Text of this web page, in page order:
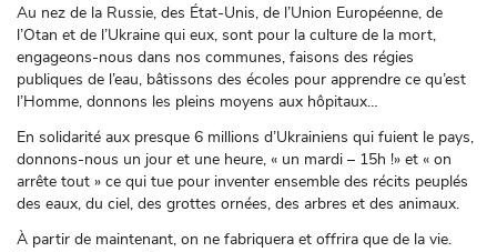
Au nez de la Russie, des État-Unis, de l’Union Européenne, de
l’Otan et de l’Ukraine qui eux, sont pour la culture de la mort,
engageons-nous dans nos communes, faisons des régies
publiques de l’eau, bâtissons des écoles pour apprendre ce qu’est
l’Homme, donnons les pleins moyens aux hôpitaux…
En solidarité aux presque 6 millions d’Ukrainiens qui fuient le pays,
donnons-nous un jour et une heure, « un mardi – 15h !» et « on
arrête tout » ce qui tue pour inventer ensemble des récits peuplés
des eaux, du ciel, des grottes ornées, des arbres et des animaux.
À partir de maintenant, on ne fabriquera et offrira que de la vie.